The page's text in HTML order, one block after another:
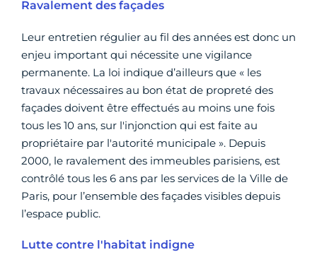
Ravalement des façades
Leur entretien régulier au fil des années est donc un
enjeu important qui nécessite une vigilance
permanente. La loi indique d’ailleurs que « les
travaux nécessaires au bon état de propreté des
façades doivent être effectués au moins une fois
tous les 10 ans, sur l'injonction qui est faite au
propriétaire par l'autorité municipale ». Depuis
2000, le ravalement des immeubles parisiens, est
contrôlé tous les 6 ans par les services de la Ville de
Paris, pour l’ensemble des façades visibles depuis
l’espace public.
Lutte contre l'habitat indigne